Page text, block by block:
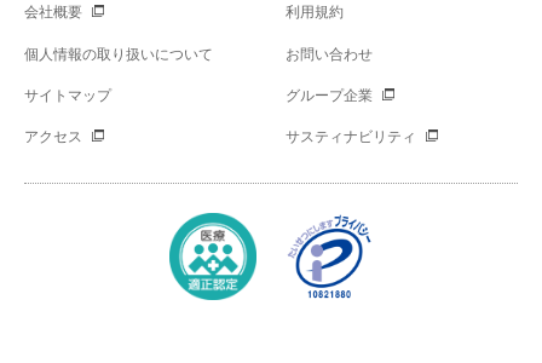
会社概要 利用規約
個人情報の取り扱いについて お問い合わせ
サイトマップ グループ企業
アクセス サスティナビリティ